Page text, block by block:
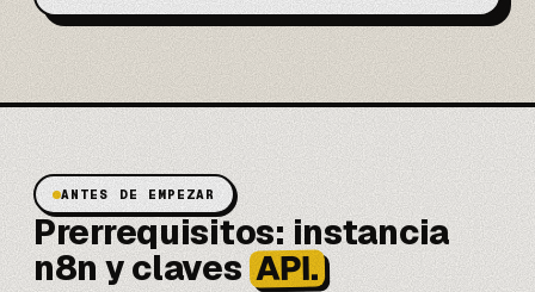
ANTES DE EMPEZAR
Prerrequisitos: instancia
n8n y claves API.